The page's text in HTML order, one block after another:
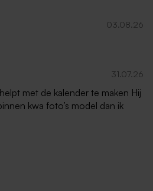
03.08.26
31.07.26
met de kalender te maken Hij
kwa foto’s model dan ik